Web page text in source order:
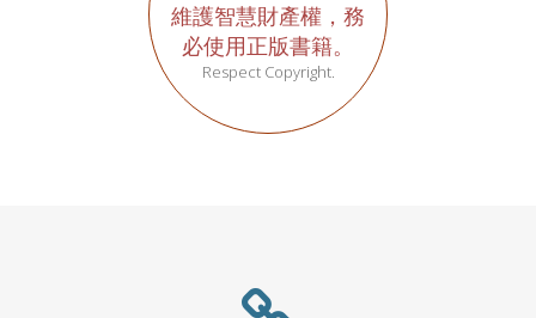
維護智慧財產權，務
必使用正版書籍。
Respect Copyright.